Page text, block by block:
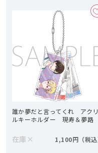
誰か夢だと言ってくれ アクリ
ルキーホルダー 現寿＆夢路
在庫 × 1,100円